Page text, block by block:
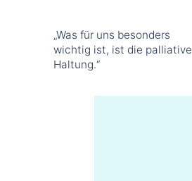
„Was für uns besonders
wichtig ist, ist die palliative
Haltung.“